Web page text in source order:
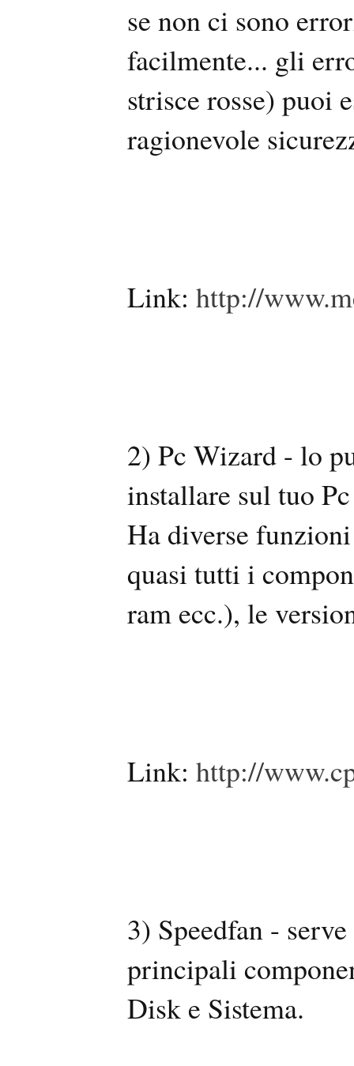
se non ci sono
facilmente... gli
strisce rosse) puoi
ragionevole
Link: http://
2) Pc Wizard - lo
installare sul tuo
Ha diverse
quasi tutti i
ram ecc.), le
Link: http://
3) Speedfan -
principali
Disk e Sistema.